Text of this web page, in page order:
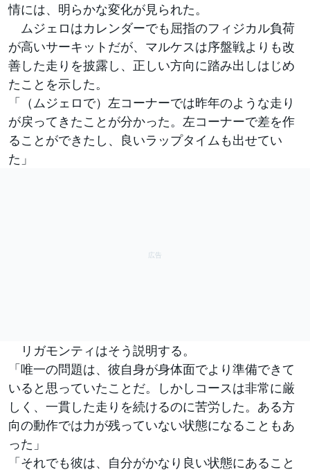
情には、明らかな変化が見られた。
ムジェロはカレンダーでも屈指のフィジカル負荷
が高いサーキットだが、マルケスは序盤戦よりも改
善した走りを披露し、正しい方向に踏み出しはじめ
たことを示した。
「（ムジェロで）左コーナーでは昨年のような走り
が戻ってきたことが分かった。左コーナーで差を作
ることができたし、良いラップタイムも出せてい
た」
リガモンティはそう説明する。
「唯一の問題は、彼自身が身体面でより準備できて
いると思っていたことだ。しかしコースは非常に厳
しく、一貫した走りを続けるのに苦労した。ある方
向の動作では力が残っていない状態になることもあ
った」
「それでも彼は、自分がかなり良い状態にあること